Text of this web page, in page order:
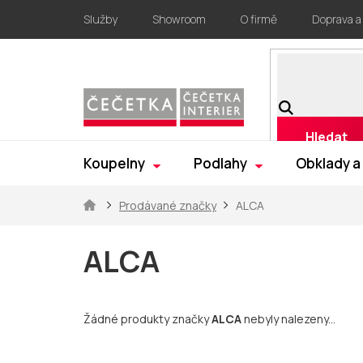
obsah
Služby Showroom O firmě Doprava
Hledat
Koupelny Podlahy Obklady
DomůProdávané značky ALCA
ALCA
Žádné produkty značkyALCAnebyly nalezeny...